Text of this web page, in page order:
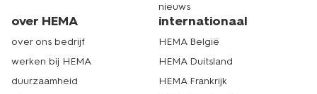
nieuws
over HEMA
over ons bedrijf
werken bij HEMA
duurzaamheid
internationaal
HEMA België
HEMA Duitsland
HEMA Frankrijk